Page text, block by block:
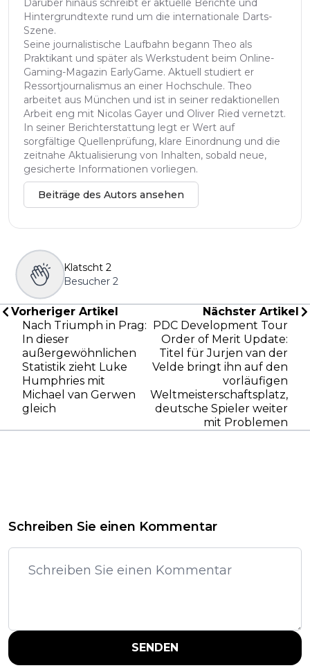
Hintergrundtexte rund um die internationale Darts-
Szene.
Seine journalistische Laufbahn begann Theo als
Praktikant und später als Werkstudent beim Online-
Gaming-Magazin EarlyGame. Aktuell studiert er
Ressortjournalismus an einer Hochschule. Theo
arbeitet aus München und ist in seiner redaktionellen
Arbeit eng mit Nicolas Gayer und Oliver Ried vernetzt.
In seiner Berichterstattung legt er Wert auf
sorgfältige Quellenprüfung, klare Einordnung und die
zeitnahe Aktualisierung von Inhalten, sobald neue,
gesicherte Informationen vorliegen.
Beiträge des Autors ansehen
Klatscht 2
Besucher 2
Vorheriger Artikel
Nach Triumph in Prag:
In dieser
außergewöhnlichen
Statistik zieht Luke
Humphries mit
Michael van Gerwen
gleich
Nächster Artikel
PDC Development Tour
Order of Merit Update:
Titel für Jurjen van der
Velde bringt ihn auf den
vorläufigen
Weltmeisterschaftsplatz,
deutsche Spieler weiter
mit Problemen
Schreiben Sie einen Kommentar
SENDEN